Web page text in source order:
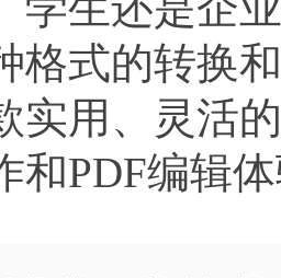
格式的转换
实用、灵活
和PDF编辑